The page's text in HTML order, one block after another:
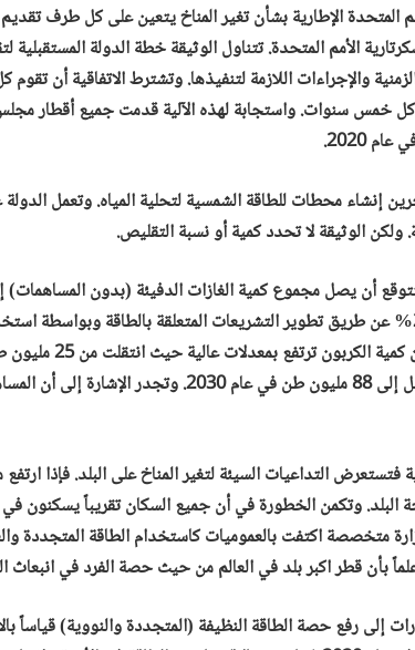
ﺍﳌﺘﺤﺪﺓ ﺍﻹﻃﺎﺭﻳﺔ ﺑﺸﺄﻥ ﺗﻐﲑ ﺍﳌﻨﺎﺥ يتعين على كل طرف تقديم
الأمم المتحدة. تتناول الوثيقة خطة الدولة المستقبلية
والإجراءات اللازمة لتنفيذها. وتشترط الاتفاقية أن
خمس سنوات. واستجابة لهذه الآلية قدمت جميع أقطار مجلس
2020.
إنشاء محطات للطاقة الشمسية لتحلية المياه. وتعمل
ولكن الوثيقة لا تحدد كمية أو نسبة التقليص.
تخفيضها بنسبة 2% عن طريق تطوير التشريعات المتعلقة بالطاقة
فتستعرض التداعيات السيئة لتغير المناخ على البلد. فإذا
البلد. وتكمن الخطورة في أن جميع السكان تقريباً يسكنون
متخصصة اكتفت بالعموميات كاستخدام الطاقة المتجددة
بأن قطر اكبر بلد في العالم من حيث حصة الفرد في انبعاث الغازات